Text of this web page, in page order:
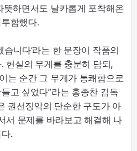
뜻하면서도 날카롭게 포착해온
합했다.
습니다’라는 한 문장이 작품의
현실의 무게를 충분히 담되,
는 순간 그 무게가 통쾌함으로
고 싶었다”라는 홍종찬 감독
권선징악의 단순한 구도가 아
서 문제를 바라보고 해결해 나
.